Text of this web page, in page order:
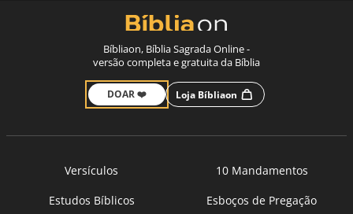
Bíbliaon, Bíblia Sagrada Online -
versão completa e gratuita da Bíblia
DOAR ❤️ Loja Bíbliaon
Versículos
10 Mandamentos
Estudos Bíblicos
Esboços de Pregação